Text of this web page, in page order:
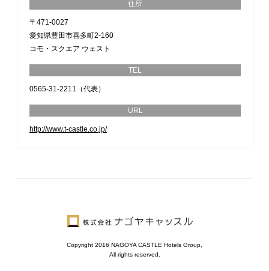
住所
〒471-0027
愛知県豊田市喜多町2-160
コモ・スクエア ウェスト
TEL
0565-31-2211（代表）
URL
http://www.t-castle.co.jp/
Copyright 2016 NAGOYA CASTLE Hotels Group,
All rights reserved.